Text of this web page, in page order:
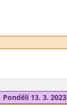
Pondělí 13. 3. 2023